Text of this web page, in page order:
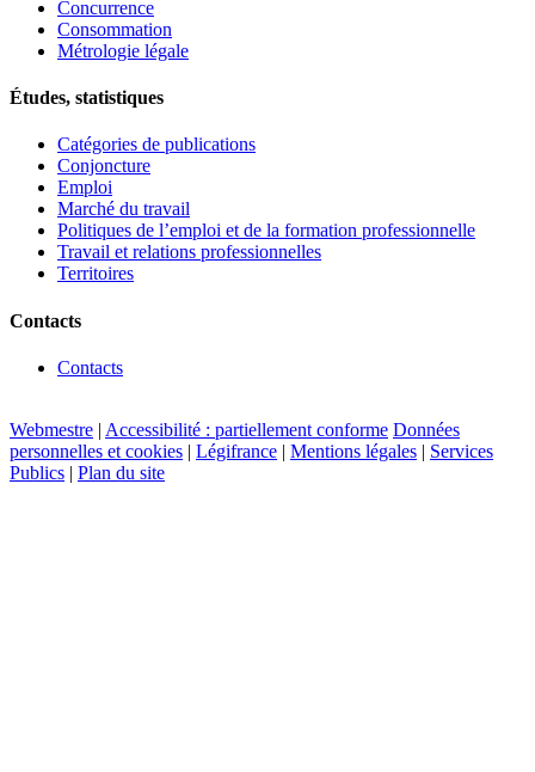
Concurrence
Consommation
Métrologie légale
Études, statistiques
Catégories de publications
Conjoncture
Emploi
Marché du travail
Politiques de l’emploi et de la formation professionnelle
Travail et relations professionnelles
Territoires
Contacts
Contacts
Webmestre | Accessibilité : partiellement conforme Données
personnelles et cookies | Légifrance | Mentions légales | Services
Publics | Plan du site